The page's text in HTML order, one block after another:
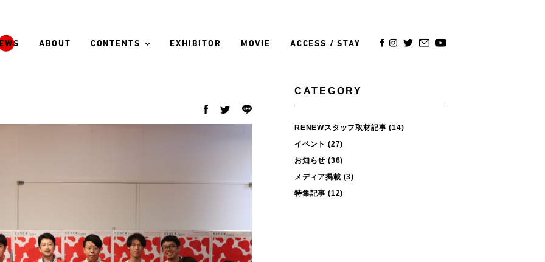
ABOUT CONTENTS EXHIBITOR MOVIE ACCESS / STAY
CATEGORY
RENEWスタッフ取材記事 (14)
イベント (27)
お知らせ (36)
メディア掲載 (3)
特集記事 (12)